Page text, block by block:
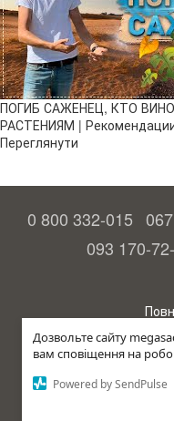
Дозвольте сайту
вам сповіщення на
Powered by SendPulse
ПОГИБ САЖЕНЕЦ, КТО
РАСТЕНИЯМ |
Переглянути
0 800 332-015
093 170-
©
Megasad –
рус